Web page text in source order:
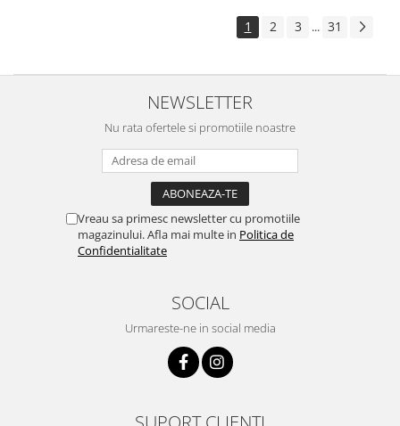
1 2 3 ... 31
NEWSLETTER
Nu rata ofertele si promotiile noastre
Vreau sa primesc newsletter cu promotiile
magazinului. Afla mai multe in Politica de
Confidentialitate
SOCIAL
Urmareste-ne in social media